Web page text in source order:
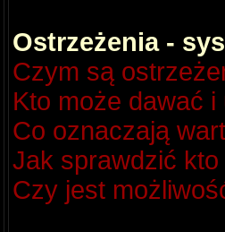
Ostrzeżenia -
Czym są
Kto może dawać
Co oznaczają
Jak sprawdzić kto
Czy jest